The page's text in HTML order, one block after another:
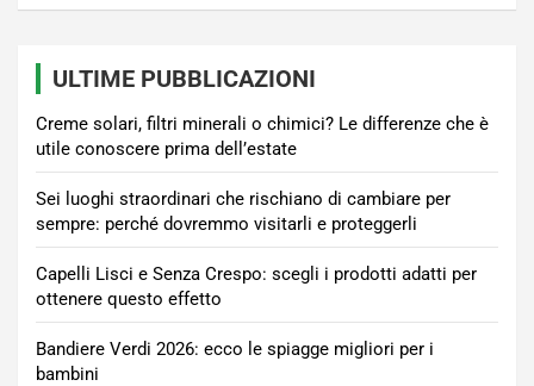
ULTIME PUBBLICAZIONI
Creme solari, filtri minerali o chimici? Le differenze che è
utile conoscere prima dell’estate
Sei luoghi straordinari che rischiano di cambiare per
sempre: perché dovremmo visitarli e proteggerli
Capelli Lisci e Senza Crespo: scegli i prodotti adatti per
ottenere questo effetto
Bandiere Verdi 2026: ecco le spiagge migliori per i
bambini